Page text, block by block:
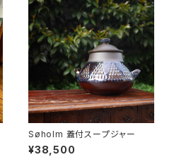
Søholm 蓋付スープジャー
¥38,500